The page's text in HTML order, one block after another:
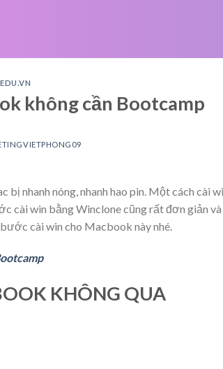
không cần Bootcamp
nhanh nóng, nhanh hao pin. Một cách cài
cài win bằng Winclone cũng rất đơn giản và
cài win cho Macbook này nhé.
KHÔNG QUA